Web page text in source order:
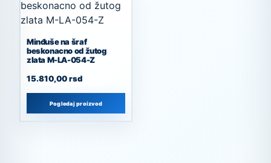
Minđuše na šraf
beskonacno od žutog
zlata M-LA-054-Z
15.810,00rsd
Pogledaj proizvod